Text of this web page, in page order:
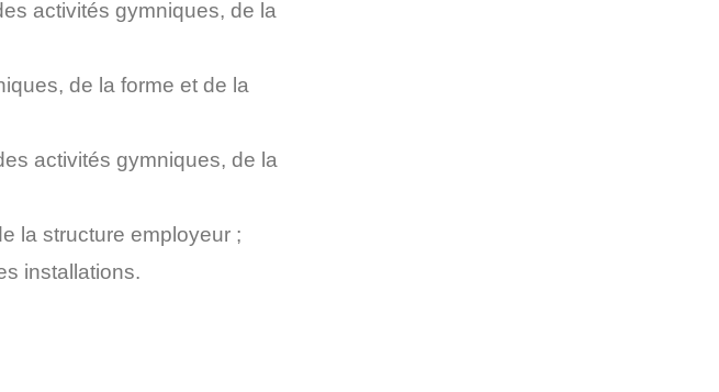
activités gymniques, de la
de la forme et de la
activités gymniques, de la
la structure employeur ;
installations.